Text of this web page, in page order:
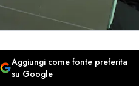
Aggiungi come fonte preferita
su Google